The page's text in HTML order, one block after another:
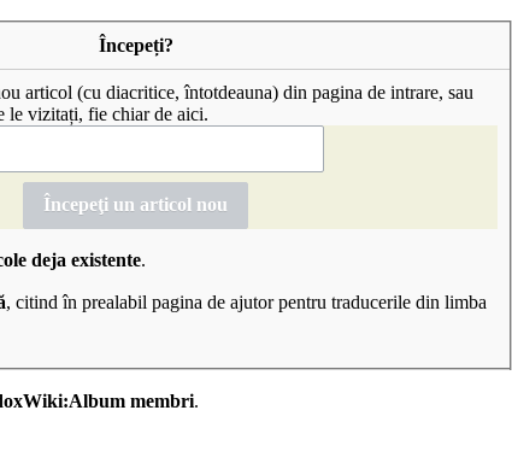
Începeți?
articol (cu diacritice, întotdeauna) din pagina de intrare, sau
le vizitați, fie chiar de aici.
deja existente.
, citind în prealabil pagina de ajutor pentru traducerile din limba
membri.